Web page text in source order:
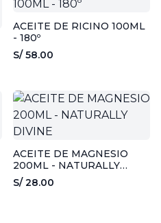
ACEITE DE RICINO 100ML
- 180º
S/ 58.00
ACEITE DE MAGNESIO
200ML - NATURALLY
DIVINE
S/ 28.00